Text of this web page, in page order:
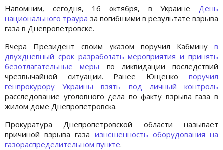
Напомним, сегодня, 16 октября, в Украине День
национального траура за погибшими в результате взрыва
газа в Днепропетровске.
Вчера Президент своим указом поручил Кабмину в
двухдневный срок разработать мероприятия и принять
безотлагательные меры по ликвидации последствий
чрезвычайной ситуации. Ранее Ющенко поручил
генпрокурору Украины взять под личный контроль
расследование уголовного дела по факту взрыва газа в
жилом доме Днепропетровска.
Прокуратура Днепропетровской области называет
причиной взрыва газа изношенность оборудования на
газораспределительном пункте.